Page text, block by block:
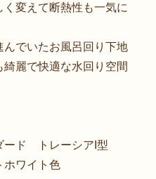
変えて断熱性も一気に
でいたお風呂回り下地
麗で快適な水回り空間
ード トレーシアI型
ワイト色